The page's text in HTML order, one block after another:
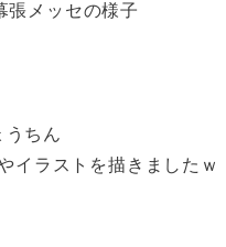
張メッセの様子
うちん
イラストを描きましたｗ